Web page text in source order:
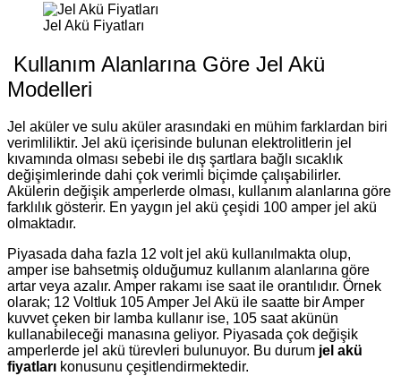
Jel Akü Fiyatları
Kullanım Alanlarına Göre Jel Akü
Modelleri
Jel aküler ve sulu aküler arasındaki en mühim farklardan biri
verimliliktir. Jel akü içerisinde bulunan elektrolitlerin jel
kıvamında olması sebebi ile dış şartlara bağlı sıcaklık
değişimlerinde dahi çok verimli biçimde çalışabilirler.
Akülerin değişik amperlerde olması, kullanım alanlarına göre
farklılık gösterir. En yaygın jel akü çeşidi 100 amper jel akü
olmaktadır.
Piyasada daha fazla 12 volt jel akü kullanılmakta olup,
amper ise bahsetmiş olduğumuz kullanım alanlarına göre
artar veya azalır. Amper rakamı ise saat ile orantılıdır. Örnek
olarak; 12 Voltluk 105 Amper Jel Akü ile saatte bir Amper
kuvvet çeken bir lamba kullanır ise, 105 saat akünün
kullanabileceği manasına geliyor. Piyasada çok değişik
amperlerde jel akü türevleri bulunuyor. Bu durum jel akü
fiyatları konusunu çeşitlendirmektedir.